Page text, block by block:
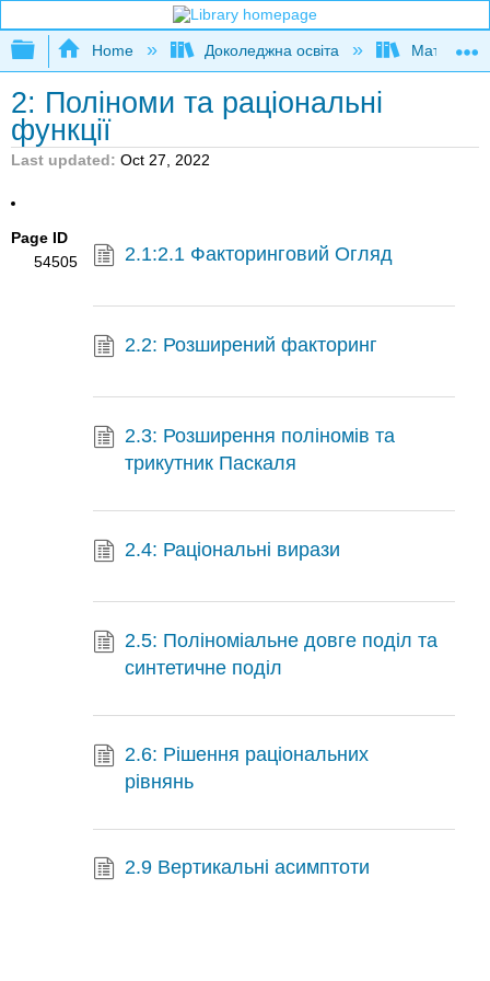
Expand/collapse global hierarchy
Home Доколеджна освіта
2: Поліноми та раціональні
функції
Last updated Oct 27, 2022
Page ID
54505
2.1:2.1 Факторинговий Огляд
2.2: Розширений факторинг
2.3: Розширення поліномів та
трикутник Паскаля
2.4: Раціональні вирази
2.5: Поліноміальне довге поділ та
синтетичне поділ
2.6: Рішення раціональних
рівнянь
2.9 Вертикальні асимптоти